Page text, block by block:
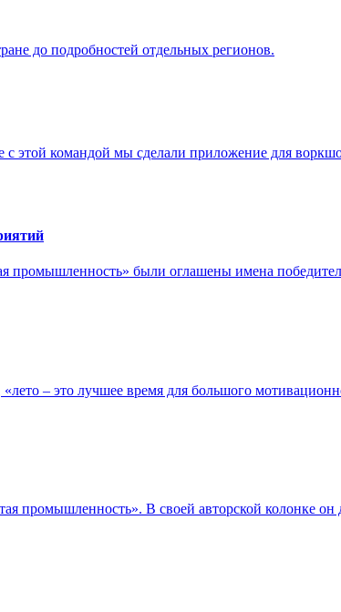
до подробностей отдельных регионов.
этой командой мы сделали приложение для
промышленность» были оглашены имена
– это лучшее время для большого
В своей авторской колонке он